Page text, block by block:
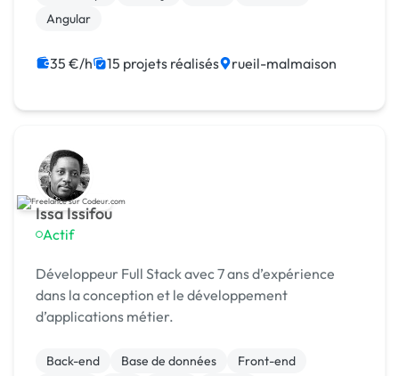
Angular
35 €/h 15 projets réalisés rueil-malmaison
Issa Issifou
Actif
Développeur Full Stack avec 7 ans d’expérience
dans la conception et le développement
d’applications métier.
Back-end Base de données
Front-end